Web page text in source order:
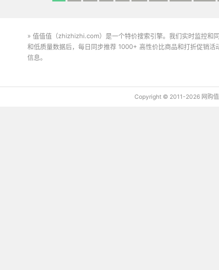
» 值值值（zhizhizhi.com）是一个特价搜索引擎。我们实时监控和
和低质量数据后，每日同步推荐 1000+ 高性价比商品和打折促销
信息。
Copyright © 2011-2026 网购